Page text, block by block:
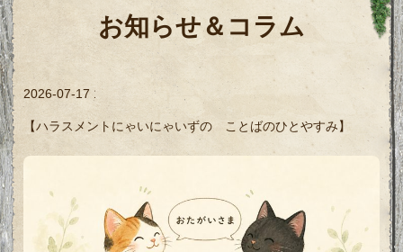
お知らせ＆コラム
2026-07-17 16:46:00
【ハラスメントにゃいにゃいずの ことばのひとやすみ】